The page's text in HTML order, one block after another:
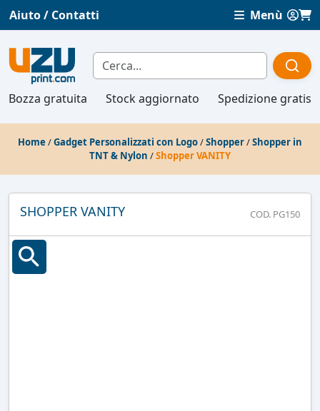
Aiuto / Contatti Menù
Bozza gratuita Stock aggiornato Spedizione gratis
Home /Gadget Personalizzati con Logo/Shopper/Shopper in
TNT & Nylon /Shopper VANITY
SHOPPER VANITY COD. PG150